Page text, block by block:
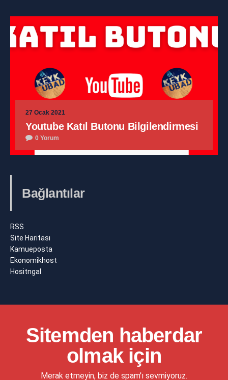
27 Ocak 2021
Youtube Katıl Butonu Bilgilendirmesi
0 Yorum
Bağlantılar
RSS
Site Haritası
Kamueposta
Ekonomikhost
Hositngal
Sitemden haberdar
olmak için
Merak etmeyin, biz de spam'ı sevmiyoruz.